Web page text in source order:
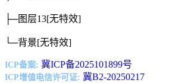
├─图层13[无特效]
└─背景[无特效]
ICP备案: 冀ICP备2025101899号
ICP增值电信许可证: 冀B2-20250217